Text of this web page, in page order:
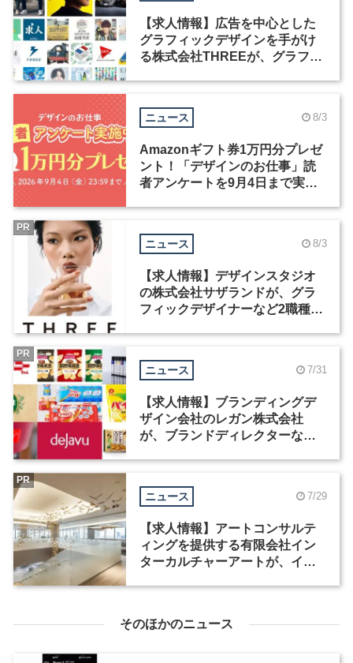
【求人情報】広告を中心とした
グラフィックデザインを手がけ
る株式会社THREEが、グラフィ
ニュース 8/3
Amazonギフト券1万円分プレゼ
ント！「デザインのお仕事」読
者アンケートを9月4日まで実施
ニュース 8/3
【求人情報】デザインスタジオ
の株式会社サザランドが、グラ
フィックデザイナーなど2職種を
PR
ニュース 7/31
【求人情報】ブランディングデ
ザイン会社のレガン株式会社
が、ブランドディレクターなど3
PR
ニュース 7/29
【求人情報】アートコンサルテ
ィングを提供する有限会社イン
ターカルチャーアートが、イン
PR
そのほかのニュース